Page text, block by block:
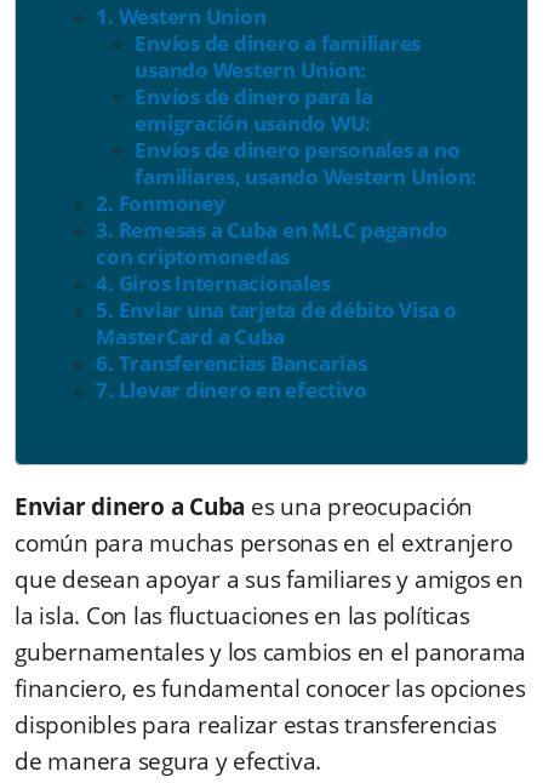
1. Western Union
Envíos de dinero a familiares
usando Western Union:
Envíos de dinero para la
emigración usando WU:
Envíos de dinero personales a no
familiares, usando Western Union:
2. Fonmoney
3. Remesas a Cuba en MLC pagando
con criptomonedas
4. Giros Internacionales
5. Enviar una tarjeta de débito Visa o
MasterCard a Cuba
6. Transferencias Bancarias
7. Llevar dinero en efectivo
Enviar dinero a Cuba es una preocupación
común para muchas personas en el extranjero
que desean apoyar a sus familiares y amigos en
la isla. Con las fluctuaciones en las políticas
gubernamentales y los cambios en el panorama
financiero, es fundamental conocer las opciones
disponibles para realizar estas transferencias
de manera segura y efectiva.